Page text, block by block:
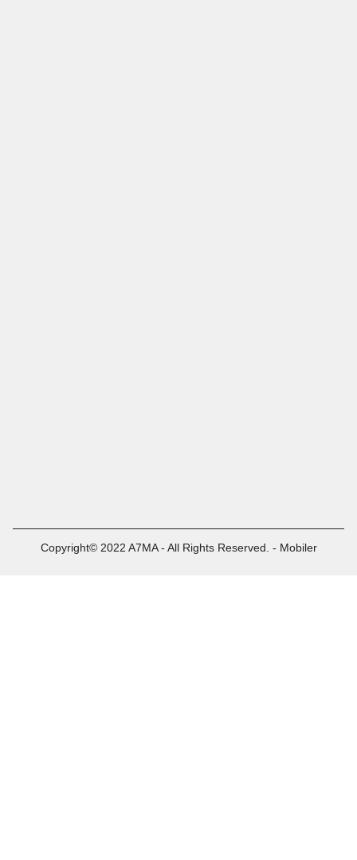
Copyright© 2022 A7MA - All Rights Reserved. - Mobiler